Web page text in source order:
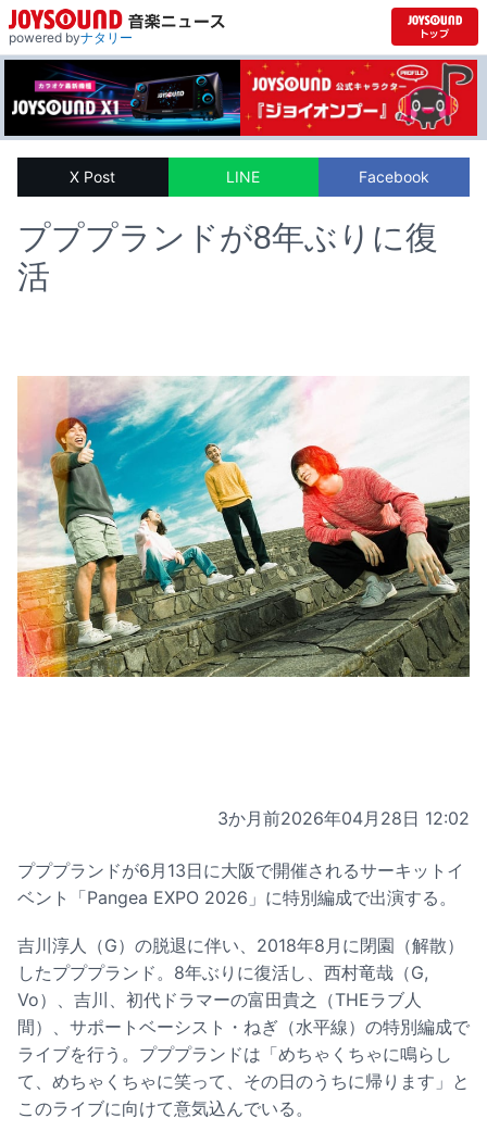
powered byナタリー
X Post LINE Facebook
プププランドが8年ぶりに復
活
3か月前2026年04月28日 12:02
プププランドが6月13日に大阪で開催されるサーキットイ
ベント「Pangea EXPO 2026」に特別編成で出演する。
吉川淳人（G）の脱退に伴い、2018年8月に閉園（解散）
したプププランド。8年ぶりに復活し、西村竜哉（G,
Vo）、吉川、初代ドラマーの富田貴之（THEラブ人
間）、サポートベーシスト・ねぎ（水平線）の特別編成で
ライブを行う。プププランドは「めちゃくちゃに鳴らし
て、めちゃくちゃに笑って、その日のうちに帰ります」と
このライブに向けて意気込んでいる。